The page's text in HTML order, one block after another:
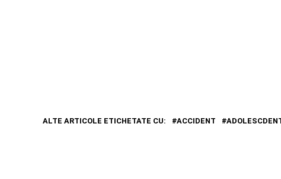
ALTE ARTICOLE ETICHETATE CU: ACCIDENT